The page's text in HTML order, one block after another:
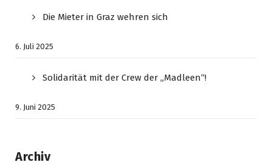
Die Mieter in Graz wehren sich
6. Juli 2025
Solidarität mit der Crew der „Madleen“!
9. Juni 2025
Archiv